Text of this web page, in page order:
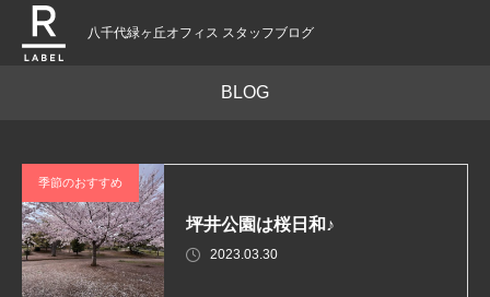
八千代緑ヶ丘オフィス スタッフブログ
BLOG
季節のおすすめ
坪井公園は桜日和♪
2023.03.30